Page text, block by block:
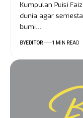
Kumpulan Puisi
dunia agar
bumi…
BYEDITOR 1 MIN READ